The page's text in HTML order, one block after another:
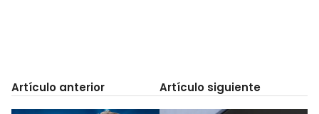
Artículo anterior Artículo siguiente